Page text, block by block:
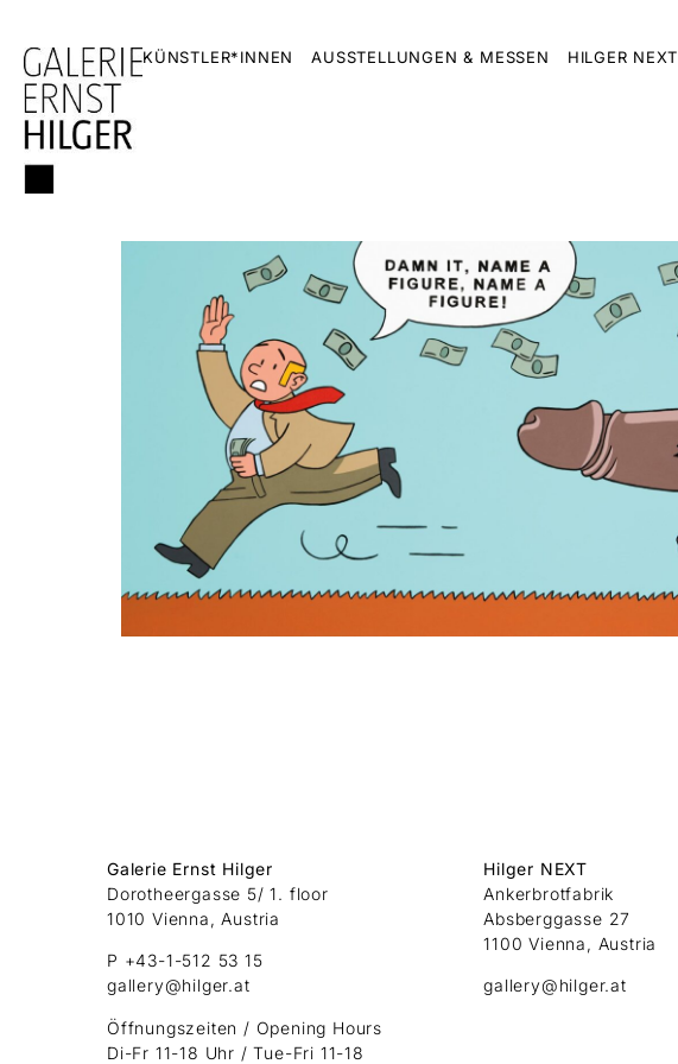
KÜNSTLER*INNEN AUSSTELLUNGEN & MESSEN HILGER NEXT
Galerie Ernst Hilger
Dorotheergasse 5/ 1. floor
1010 Vienna, Austria
P +43-1-512 53 15
gallery@hilger.at
Öffnungszeiten / Opening Hours
Di-Fr 11-18 Uhr / Tue-Fri 11-18
Hilger NEXT
Ankerbrotfabrik
Absberggasse 27
1100 Vienna, Austria
gallery@hilger.at